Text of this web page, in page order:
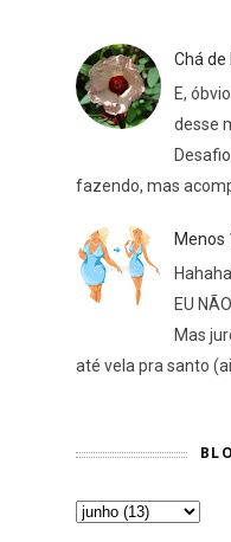
Chá de
E,
desse
fazendo, mas
Menos
EU
Mas
até vela pra santo